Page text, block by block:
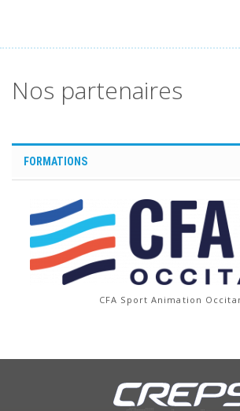
Nos partenaires
FORMATIONS
CFA Sport Animation